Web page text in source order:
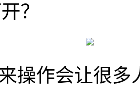
？
操作会让很多